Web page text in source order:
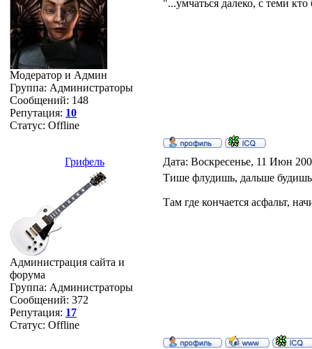
Модератор и Админ
Группа: Администраторы
Сообщений: 148
Репутация: 10
Статус: Offline
"...умчаться далеко, с теми
Грифель Дата: Воскресенье, 11 Июн
Администрация сайта и
форума
Группа: Администраторы
Сообщений: 372
Репутация: 17
Статус: Offline
Тише флудишь, дальше
Там где кончается асфальт,